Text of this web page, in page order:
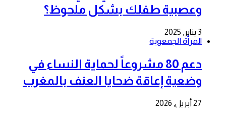
وعصبية طفلك بشكل ملحوظ؟
3 يناير, 2025
المرأة الجمعوية
دعم 80 مشروعاً لحماية النساء في
وضعية إعاقة ضحايا العنف بالمغرب
27 أبريل, 2026